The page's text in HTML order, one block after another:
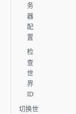
务
器
配
置
检
查
世
界
ID
切换世